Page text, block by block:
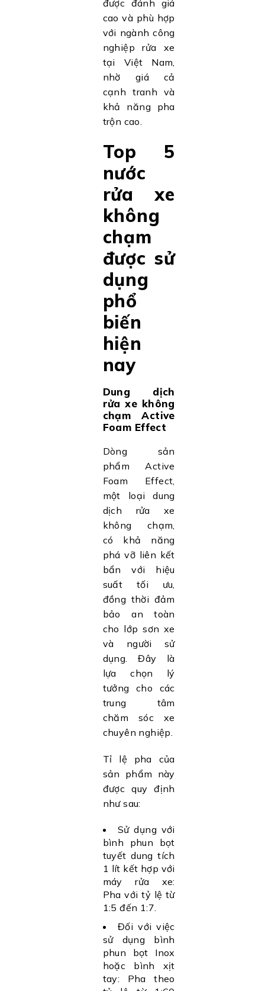
được đánh giá
cao và phù hợp
với ngành công
nghiệp rửa xe
tại Việt Nam,
nhờ giá cả
cạnh tranh và
khả năng pha
trộn cao.
Top 5
nước
rửa xe
không
chạm
được sử
dụng
phổ
biến
hiện
nay
Dung dịch
rửa xe không
chạm Active
Foam Effect
Dòng sản
phẩm Active
Foam Effect,
một loại dung
dịch rửa xe
không chạm,
có khả năng
phá vỡ liên kết
bẩn với hiệu
suất tối ưu,
đồng thời đảm
bảo an toàn
cho lớp sơn xe
và người sử
dụng. Đây là
lựa chọn lý
tưởng cho các
trung tâm
chăm sóc xe
chuyên nghiệp.
Tỉ lệ pha của
sản phẩm này
được quy định
như sau:
Sử dụng với
bình phun bọt
tuyết dung tích
1 lít kết hợp với
máy rửa xe:
Pha với tỷ lệ từ
1:5 đến 1:7.
Đối với việc
sử dụng bình
phun bọt Inox
hoặc bình xịt
tay: Pha theo